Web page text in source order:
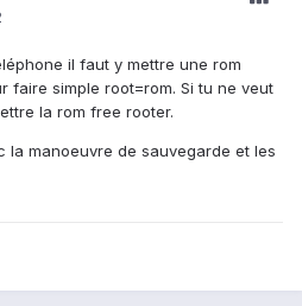
il faut y mettre une rom
faire simple root=rom. Si tu ne veut
la rom free rooter.
la manoeuvre de sauvegarde et les